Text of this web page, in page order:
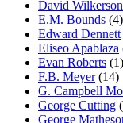
David Wilkerson
E.M. Bounds (4)
Edward Dennett
Eliseo Apablaza
Evan Roberts (1)
F.B. Meyer(14)
G. Campbell
George Cutting
George